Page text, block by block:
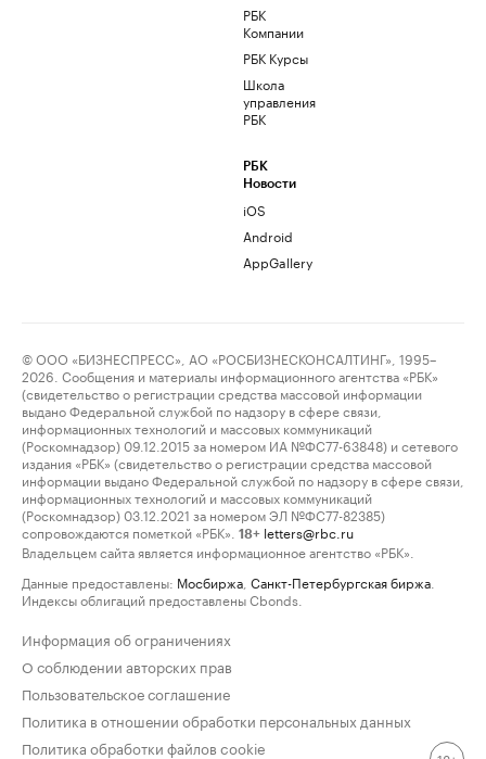
РБК
Компании
РБК Курсы
Школа
управления
РБК
РБК
Новости
iOS
Android
AppGallery
© ООО «БИЗНЕСПРЕСС», АО «РОСБИЗНЕСКОНСАЛТИНГ», 1995–
2026. Сообщения и материалы информационного агентства «РБК»
(свидетельство о регистрации средства массовой информации
выдано Федеральной службой по надзору в сфере связи,
информационных технологий и массовых коммуникаций
(Роскомнадзор) 09.12.2015 за номером ИА №ФС77-63848) и сетевого
издания «РБК» (свидетельство о регистрации средства массовой
информации выдано Федеральной службой по надзору в сфере связи,
информационных технологий и массовых коммуникаций
(Роскомнадзор) 03.12.2021 за номером ЭЛ №ФС77-82385)
сопровождаются пометкой «РБК».
18+ letters@rbc.ru
Владельцем сайта является информационное агентство «РБК».
Данные предоставлены: Мосбиржа Санкт-Петербургская биржа
Индексы облигаций предоставлены Cbonds.
Информация об ограничениях
О соблюдении авторских прав
Пользовательское соглашение
Политика в отношении обработки персональных данных
Политика обработки файлов cookie